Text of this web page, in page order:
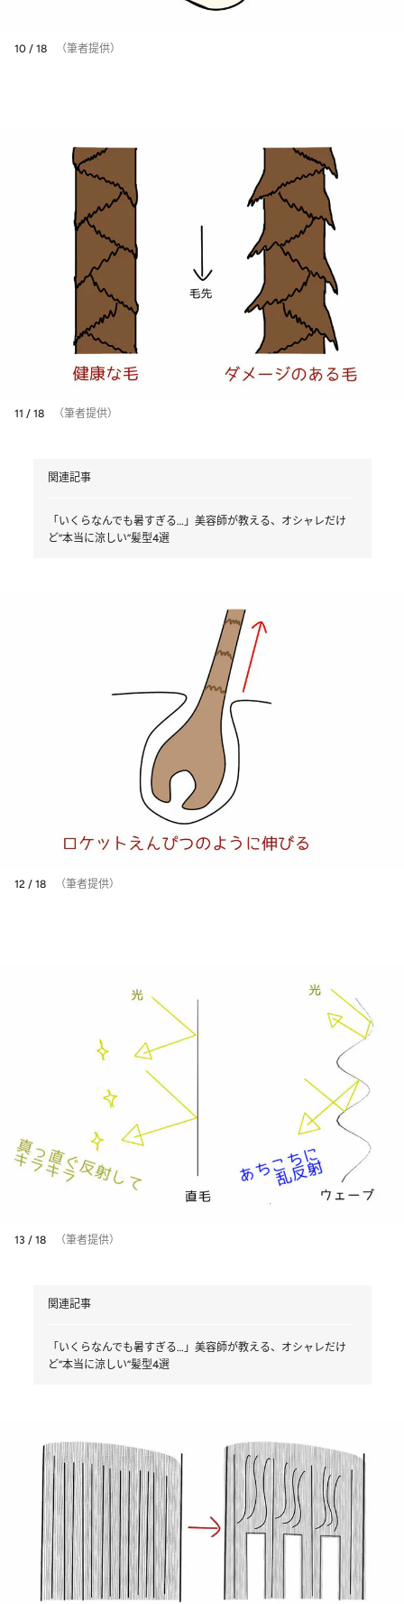
10 / 18 （筆者提供）
11 / 18 （筆者提供）
関連記事
「いくらなんでも暑すぎる…」美容師が教える、オシャレだけ
ど“本当に涼しい”髪型4選
12 / 18 （筆者提供）
13 / 18 （筆者提供）
関連記事
「いくらなんでも暑すぎる…」美容師が教える、オシャレだけ
ど“本当に涼しい”髪型4選